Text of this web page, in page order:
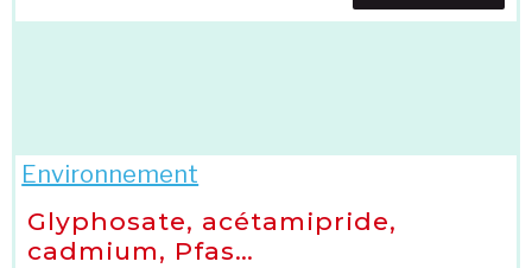
Environnement
Glyphosate, acétamipride,
cadmium, Pfas…